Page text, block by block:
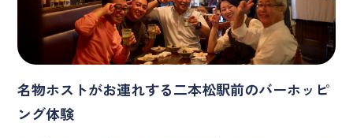
名物ホストがお連れする二本松駅前のバーホッピ
ング体験